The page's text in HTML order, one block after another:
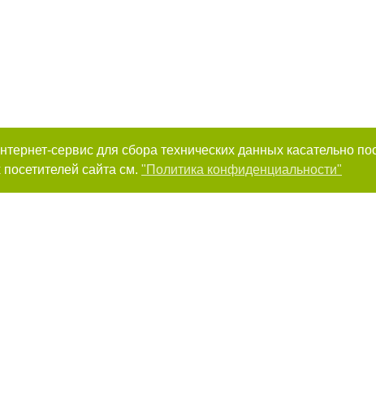
сервис для сбора технических данных касательно
сайта см. "Политика конфиденциальности"